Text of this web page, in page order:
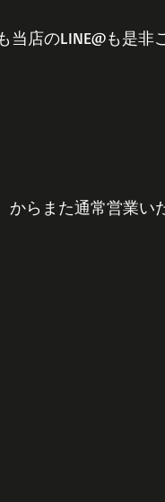
当店のLINE@も是非
からまた通常営業